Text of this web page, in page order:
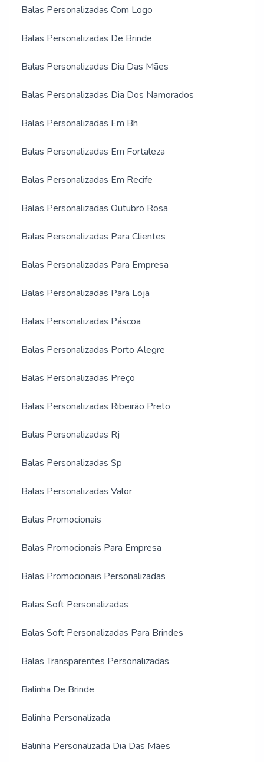
Balas Personalizadas Com Logo
Balas Personalizadas De Brinde
Balas Personalizadas Dia Das Mães
Balas Personalizadas Dia Dos Namorados
Balas Personalizadas Em Bh
Balas Personalizadas Em Fortaleza
Balas Personalizadas Em Recife
Balas Personalizadas Outubro Rosa
Balas Personalizadas Para Clientes
Balas Personalizadas Para Empresa
Balas Personalizadas Para Loja
Balas Personalizadas Páscoa
Balas Personalizadas Porto Alegre
Balas Personalizadas Preço
Balas Personalizadas Ribeirão Preto
Balas Personalizadas Rj
Balas Personalizadas Sp
Balas Personalizadas Valor
Balas Promocionais
Balas Promocionais Para Empresa
Balas Promocionais Personalizadas
Balas Soft Personalizadas
Balas Soft Personalizadas Para Brindes
Balas Transparentes Personalizadas
Balinha De Brinde
Balinha Personalizada
Balinha Personalizada Dia Das Mães